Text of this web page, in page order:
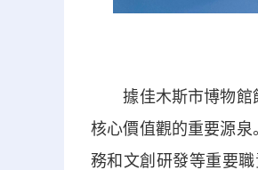
據佳木斯市博物館館
核心價值觀的重要源
務和文創研發等重要